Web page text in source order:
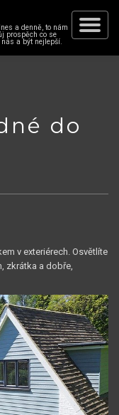
Toggle
a denně, to nám
prospěch co se
a být nejlepší.
do
v exteriérech. Osvětlíte
zkrátka a dobře,